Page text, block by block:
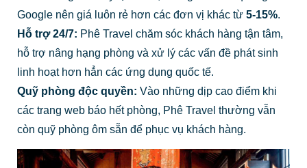
Google nên giá luôn rẻ hơn các đơn vị khác từ 5-15%.
Hỗ trợ 24/7: Phê Travel chăm sóc khách hàng tận tâm,
hỗ trợ nâng hạng phòng và xử lý các vấn đề phát sinh
linh hoạt hơn hẳn các ứng dụng quốc tế.
Quỹ phòng độc quyền: Vào những dịp cao điểm khi
các trang web báo hết phòng, Phê Travel thường vẫn
còn quỹ phòng ôm sẵn để phục vụ khách hàng.